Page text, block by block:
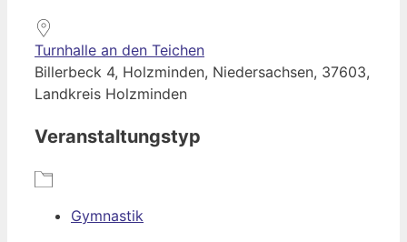
Turnhalle an den Teichen
Billerbeck 4, Holzminden, Niedersachsen, 37603,
Landkreis Holzminden
Veranstaltungstyp
Gymnastik